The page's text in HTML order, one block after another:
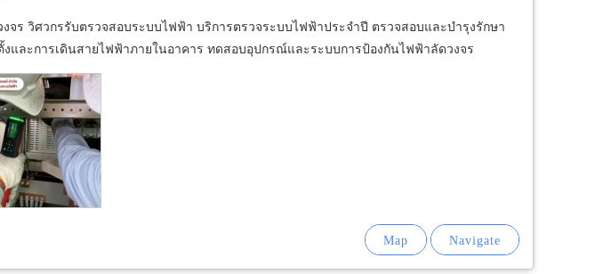
ร วิศวกรรับตรวจสอบระบบไฟฟ้า บริการตรวจระบบไฟฟ้าประจําปี ตรวจสอบและบำรุงรักษา
ละการเดินสายไฟฟ้าภายในอาคาร ทดสอบอุปกรณ์และระบบการป้องกันไฟฟ้าลัดวงจร